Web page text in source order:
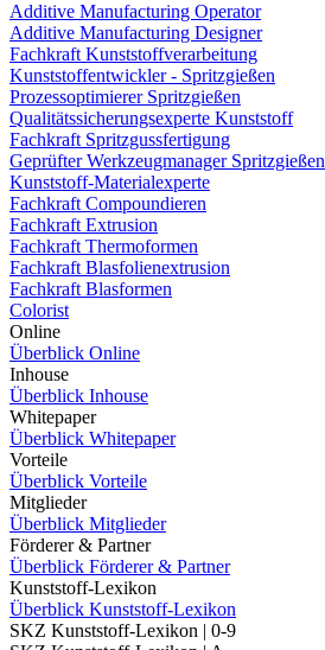
Additive Manufacturing Operator
Additive Manufacturing Designer
Fachkraft Kunststoffverarbeitung
Kunststoffentwickler - Spritzgießen
Prozessoptimierer Spritzgießen
Qualitätssicherungsexperte Kunststoff
Fachkraft Spritzgussfertigung
Geprüfter Werkzeugmanager Spritzgießen
Kunststoff-Materialexperte
Fachkraft Compoundieren
Fachkraft Extrusion
Fachkraft Thermoformen
Fachkraft Blasfolienextrusion
Fachkraft Blasformen
Colorist
Online
Überblick Online
Inhouse
Überblick Inhouse
Whitepaper
Überblick Whitepaper
Vorteile
Überblick Vorteile
Mitglieder
Überblick Mitglieder
Förderer & Partner
Überblick Förderer & Partner
Kunststoff-Lexikon
Überblick Kunststoff-Lexikon
SKZ Kunststoff-Lexikon | 0-9